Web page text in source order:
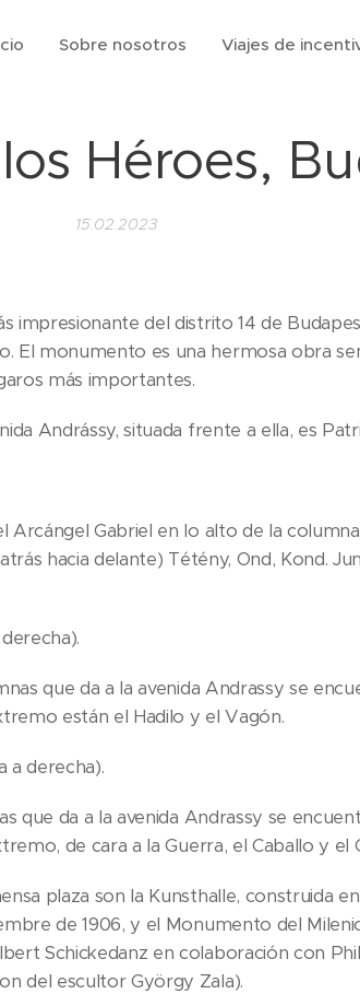
Sobre nosotros Viajes de
Héroes,
15.02.2023
impresionante del distrito 14 de
El monumento es una hermosa obra
más importantes.
Andrássy, situada frente a ella, es
Gabriel en lo alto de la
hacia delante) Tétény, Ond, Kond.
que da a la avenida Andrassy se
están el Hadilo y el Vagón.
a derecha).
que da a la avenida Andrassy se
de cara a la Guerra, el Caballo y el
plaza son la Kunsthalle, construida
de 1906, y el Monumento del
Schickedanz en colaboración con
del escultor György Zala).